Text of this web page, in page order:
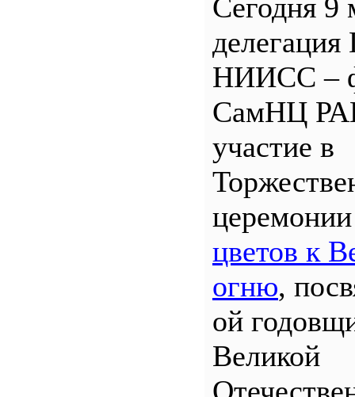
Сегодня 9
НИИСС –
СамНЦ
участие в
цветов к
огню,
ой
Великой